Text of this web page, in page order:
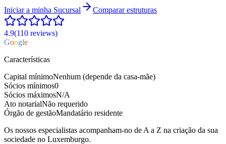
Iniciar a minha Sucursal Comparar estruturas
4.9(110 reviews)
Google
Características
Capital mínimoNenhum (depende da casa-mãe)
Sócios mínimos0
Sócios máximosN/A
Ato notarialNão requerido
Órgão de gestãoMandatário residente
Os nossos especialistas acompanham-no de A a Z na criação da sua
sociedade no Luxemburgo.